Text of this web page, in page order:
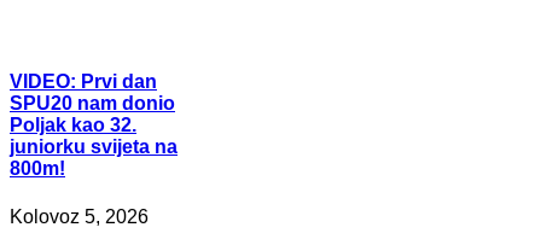
VIDEO: Prvi dan
SPU20 nam donio
Poljak kao 32.
juniorku svijeta na
800m!
Kolovoz 5, 2026